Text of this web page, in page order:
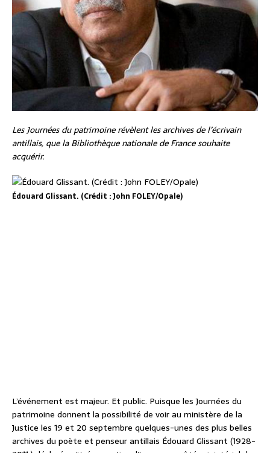
Les Journées du patrimoine révèlent les archives de l’écrivain
antillais, que la Bibliothèque nationale de France souhaite
acquérir.
Édouard Glissant. (Crédit : John FOLEY/Opale)
L’événement est majeur. Et public. Puisque les Journées du
patrimoine donnent la possibilité de voir au ministère de la
Justice les 19 et 20 septembre quelques-unes des plus belles
archives du poète et penseur antillais Édouard Glissant (1928-